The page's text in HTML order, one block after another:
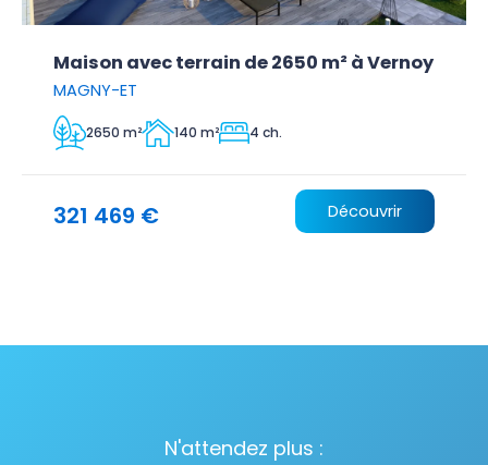
Maison avec terrain de 2650 m² à Vernoy
MAGNY-ET
2650 m² 140 m² 4 ch.
321 469 € Découvrir
N'attendez plus :